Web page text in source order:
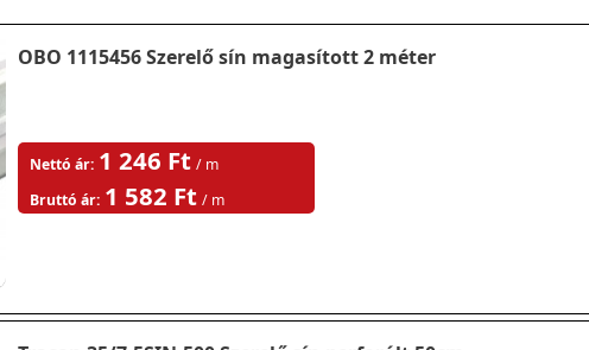
OBO 1115456 Szerelő sín magasított 2 méter
Nettó ár: 1 246 Ft / m
Bruttó ár: 1 582 Ft / m